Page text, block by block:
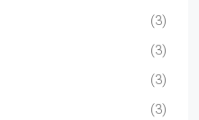
(3)
(3)
(3)
(3)